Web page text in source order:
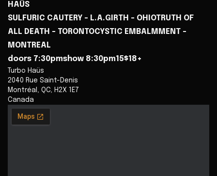
HAÜS
SULFURIC CAUTERY - L.A.GIRTH - OHIOTRUTH OF
ALL DEATH - TORONTOCYSTIC EMBALMMENT -
MONTREAL
doors 7:30pmshow 8:30pm15$18+
Turbo Haüs
2040 Rue Saint-Denis
Montréal , QC, H2X 1E7
Canada